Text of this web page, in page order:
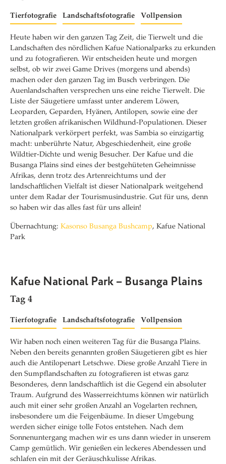
Tierfotografie Landschaftsfotografie Vollpension
Heute haben wir den ganzen Tag Zeit, die Tierwelt und die
Landschaften des nördlichen Kafue Nationalparks zu erkunden
und zu fotografieren. Wir entscheiden heute und morgen
selbst, ob wir zwei Game Drives (morgens und abends)
machen oder den ganzen Tag im Busch verbringen. Die
Auenlandschaften versprechen uns eine reiche Tierwelt. Die
Liste der Säugetiere umfasst unter anderem Löwen,
Leoparden, Geparden, Hyänen, Antilopen, sowie eine der
letzten großen afrikanischen Wildhund-Populationen. Dieser
Nationalpark verkörpert perfekt, was Sambia so einzigartig
macht: unberührte Natur, Abgeschiedenheit, eine große
Wildtier-Dichte und wenig Besucher. Der Kafue und die
Busanga Plains sind eines der bestgehüteten Geheimnisse
Afrikas, denn trotz des Artenreichtums und der
landschaftlichen Vielfalt ist dieser Nationalpark weitgehend
unter dem Radar der Tourismusindustrie. Gut für uns, denn
so haben wir das alles fast für uns allein!
Übernachtung: Kasonso Busanga Bushcamp, Kafue National
Park
Kafue National Park – Busanga Plains
Tag 4
Tierfotografie Landschaftsfotografie Vollpension
Wir haben noch einen weiteren Tag für die Busanga Plains.
Neben den bereits genannten großen Säugetieren gibt es hier
auch die Antilopenart Letschwe. Diese große Anzahl Tiere in
den Sumpflandschaften zu fotografieren ist etwas ganz
Besonderes, denn landschaftlich ist die Gegend ein absoluter
Traum. Aufgrund des Wasserreichtums können wir natürlich
auch mit einer sehr großen Anzahl an Vogelarten rechnen,
insbesondere um die Feigenbäume. In dieser Umgebung
werden sicher einige tolle Fotos entstehen. Nach dem
Sonnenuntergang machen wir es uns dann wieder in unserem
Camp gemütlich. Wir genießen ein leckeres Abendessen und
schlafen ein mit der Geräuschkulisse Afrikas.